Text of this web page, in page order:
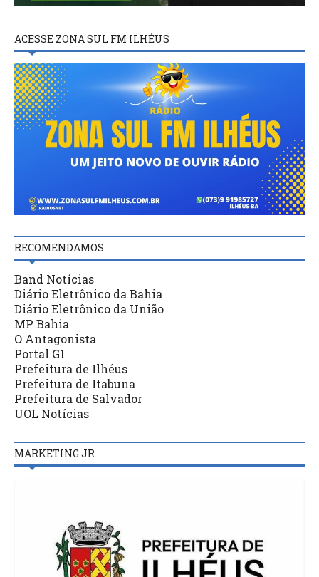
ACESSE ZONA SUL FM ILHÉUS
RECOMENDAMOS
Band Notícias
Diário Eletrônico da Bahia
Diário Eletrônico da União
MP Bahia
O Antagonista
Portal G1
Prefeitura de Ilhéus
Prefeitura de Itabuna
Prefeitura de Salvador
UOL Notícias
MARKETING JR